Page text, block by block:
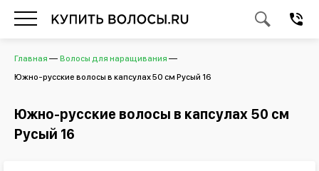
Главная
Волосы для наращивания
Южно-русские волосы в капсулах 50 см Русый 16
Южно-русские волосы в капсулах 50 см
Русый 16